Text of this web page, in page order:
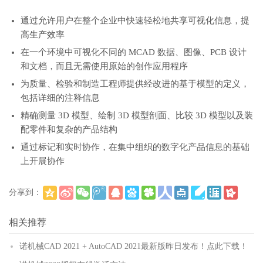
通过允许用户在整个企业中快速轻松地共享可视化信息，提
高生产效率
在一个环境中可视化不同的 MCAD 数据、图像、PCB 设计
和文档，而且无需使用原始的创作应用程序
为质量、检验和制造工程师提供经改进的基于模型的定义，
包括详细的注释信息
精确测量 3D 模型、绘制 3D 模型剖面、比较 3D 模型以及装
配零件和复杂的产品结构
通过标记和实时协作，在集中组织的数字化产品信息的基础
上开展协作
分享到：
相关推荐
诺机械CAD 2021 + AutoCAD 2021最新版昨日发布！点此下载！